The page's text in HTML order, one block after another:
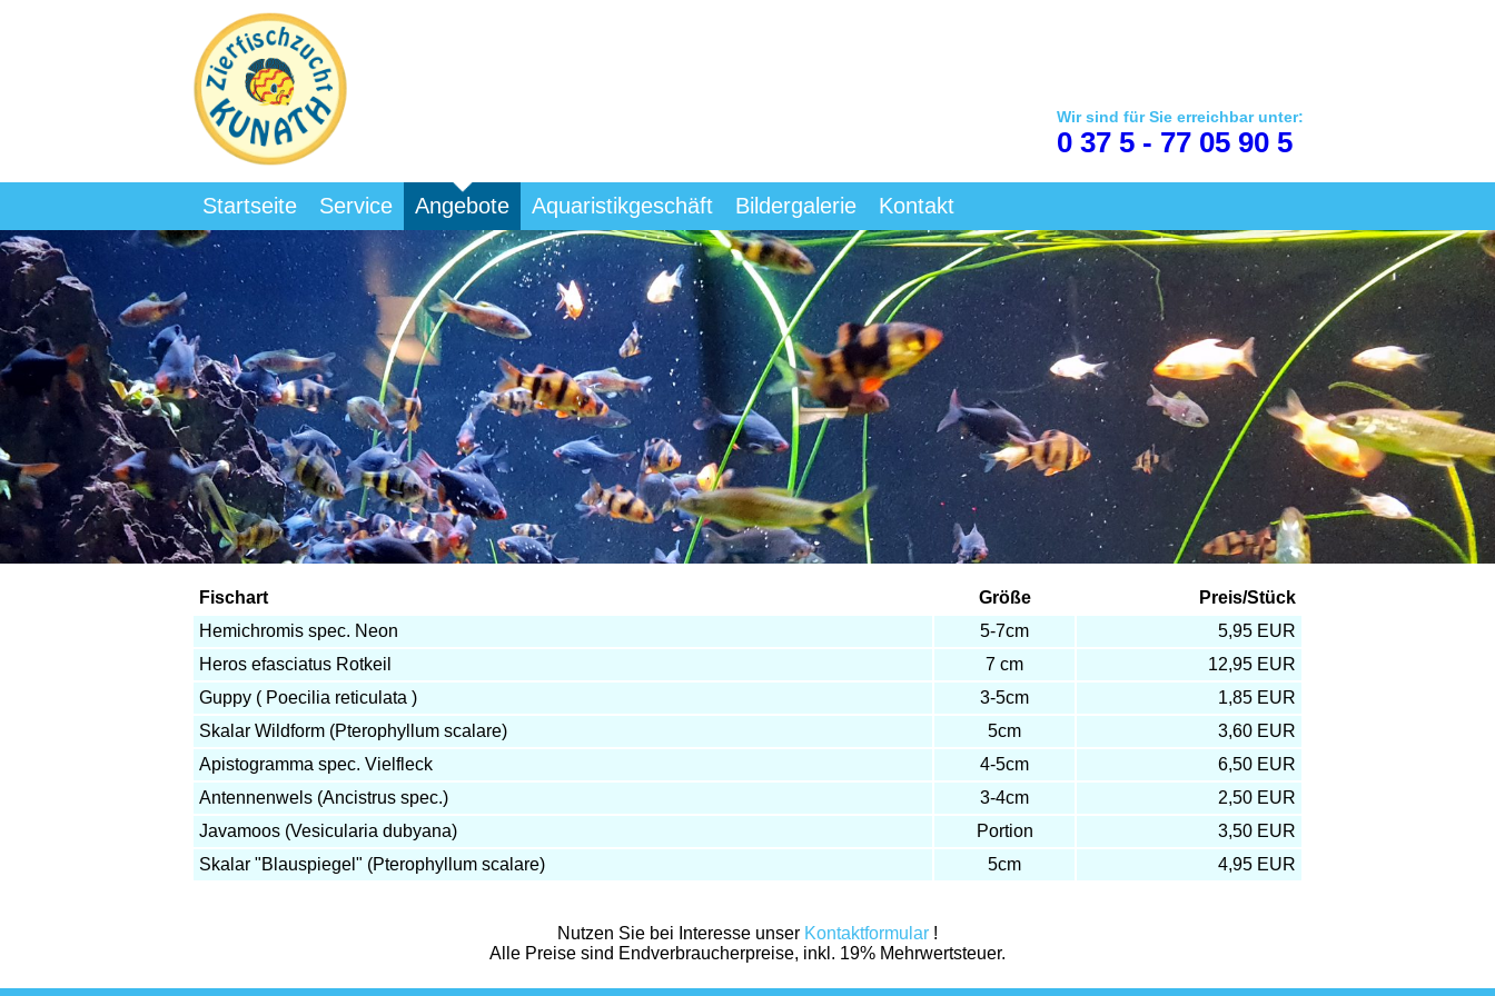
Wir sind für Sie erreichbar unter:
0 37 5 - 77 05 90 5
Startseite Service Angebote Aquaristikgeschäft Bildergalerie Kontakt
Fischart Größe
Preis/Stück
Hemichromis spec. Neon
5-7cm
5,95 EUR
Heros efasciatus Rotkeil
7 cm
12,95 EUR
Guppy ( Poecilia reticulata )
3-5cm
1,85 EUR
Skalar Wildform (Pterophyllum scalare)
5cm
3,60 EUR
Apistogramma spec. Vielfleck
4-5cm
6,50 EUR
Antennenwels (Ancistrus spec.)
3-4cm
2,50 EUR
Javamoos (Vesicularia dubyana)
Portion
3,50 EUR
Skalar "Blauspiegel" (Pterophyllum scalare)
5cm 4,95 EUR
Nutzen Sie bei Interesse unser Kontaktformular !
Alle Preise sind Endverbraucherpreise, inkl. 19% Mehrwertsteuer.